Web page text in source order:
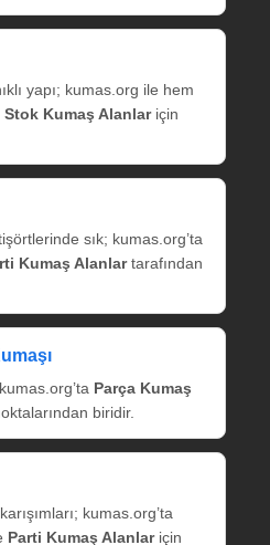
yapı; kumas.org ile hem
Stok Kumaş Alanlariçin
sık; kumas.org’ta
Kumaş Alanlartarafından
Parça Kumaş
biridir.
kumas.org’ta
Parti Kumaş Alanlariçin